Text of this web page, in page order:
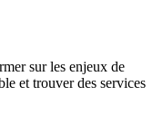
sur les enjeux de
et trouver des services